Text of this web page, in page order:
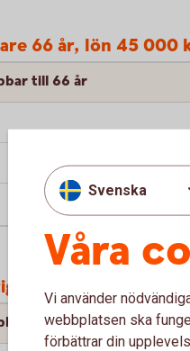
66 år, lön 45
till 66 år
66 år, lön 35 000
till 66 år
Svenska
Våra
Vi använder
webbplatsen ska
förbättrar din